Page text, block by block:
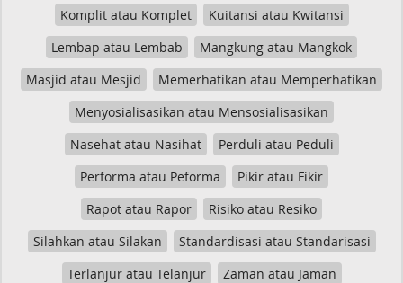
Komplit atau Komplet
Kuitansi atau Kwitansi
Lembap atau Lembab
Mangkung atau Mangkok
Masjid atau Mesjid
Memerhatikan atau Memperhatikan
Menyosialisasikan atau Mensosialisasikan
Nasehat atau Nasihat
Perduli atau Peduli
Performa atau Peforma
Pikir atau Fikir
Rapot atau Rapor
Risiko atau Resiko
Silahkan atau Silakan
Standardisasi atau Standarisasi
Terlanjur atau Telanjur
Zaman atau Jaman